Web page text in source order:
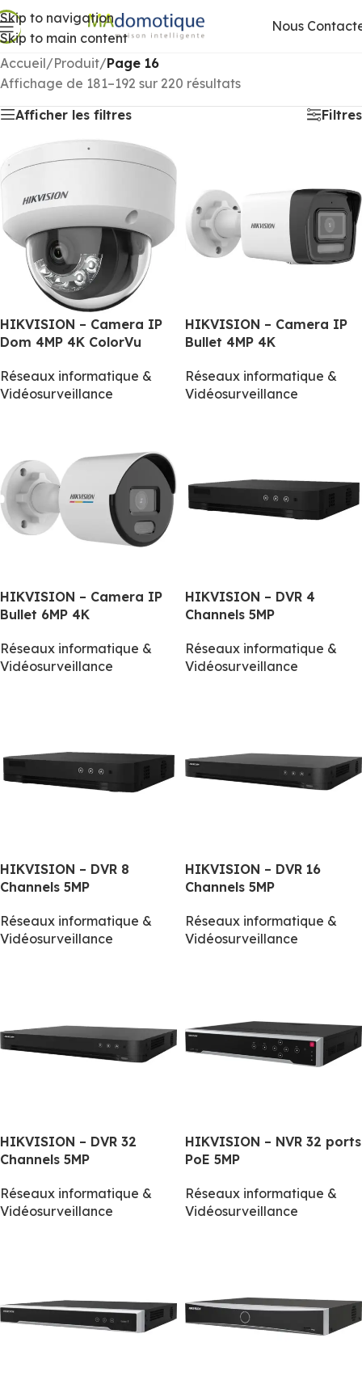
Skip to navigation
Skip to main content
Nous
Accueil/Produit/Page 16
Affichage de 181–192 sur 220 résultats
Afficher les filtres
Filtres
HIKVISION – Camera IP
Dom 4MP 4K ColorVu
Réseaux informatique &
Vidéosurveillance
HIKVISION – Camera IP
Bullet 4MP 4K
Réseaux informatique &
Vidéosurveillance
HIKVISION – Camera IP
Bullet 6MP 4K
Réseaux informatique &
Vidéosurveillance
HIKVISION – DVR 4
Channels 5MP
Réseaux informatique &
Vidéosurveillance
HIKVISION – DVR 8
Channels 5MP
Réseaux informatique &
Vidéosurveillance
HIKVISION – DVR 16
Channels 5MP
Réseaux informatique &
Vidéosurveillance
HIKVISION – DVR 32
Channels 5MP
Réseaux informatique &
Vidéosurveillance
HIKVISION – NVR 32 ports
PoE 5MP
Réseaux informatique &
Vidéosurveillance